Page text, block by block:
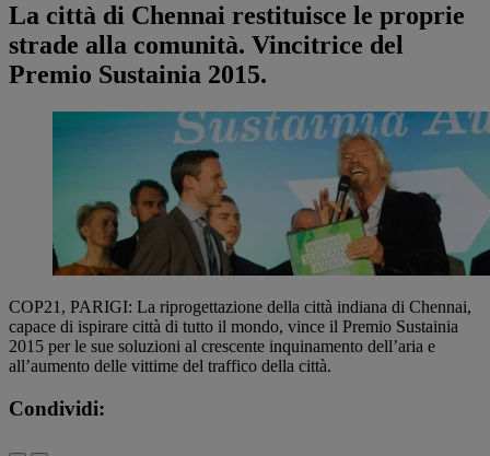
La città di Chennai restituisce le proprie
strade alla comunità. Vincitrice del
Premio Sustainia 2015.
COP21, PARIGI: La riprogettazione della città indiana di Chennai,
capace di ispirare città di tutto il mondo, vince il Premio Sustainia
2015 per le sue soluzioni al crescente inquinamento dell’aria e
all’aumento delle vittime del traffico della città.
Condividi: